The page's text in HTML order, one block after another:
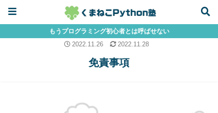
もうプログラミング初心者とは呼ばせない
免責事項
2022.11.28
2022.11.26